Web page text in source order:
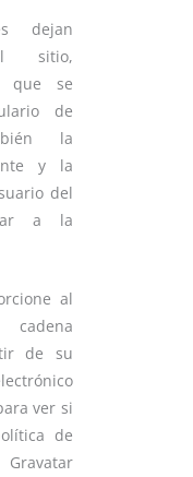
dejan
sitio,
que se
de
la
y la
del
a la
al
cadena
de su
ver si
de